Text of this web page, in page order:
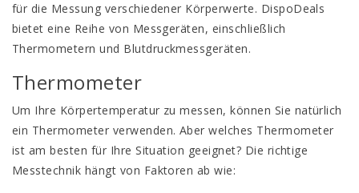
für die Messung verschiedener Körperwerte. DispoDeals
bietet eine Reihe von Messgeräten, einschließlich
Thermometern und Blutdruckmessgeräten.
Thermometer
Um Ihre Körpertemperatur zu messen, können Sie natürlich
ein Thermometer verwenden. Aber welches Thermometer
ist am besten für Ihre Situation geeignet? Die richtige
Messtechnik hängt von Faktoren ab wie: